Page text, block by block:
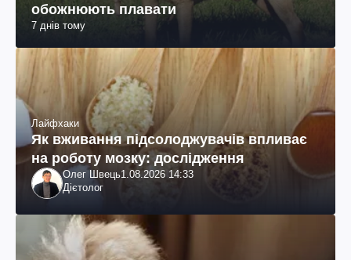
обожнюють плавати
7 днів тому
Лайфхаки
Як вживання підсолоджувачів впливає
на роботу мозку: дослідження
Олег Швець1.08.2026 14:33
Дієтолог